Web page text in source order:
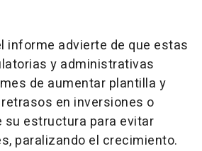
informe advierte de que estas
y administrativas
de aumentar plantilla y
en inversiones o
estructura para evitar
paralizando el crecimiento.